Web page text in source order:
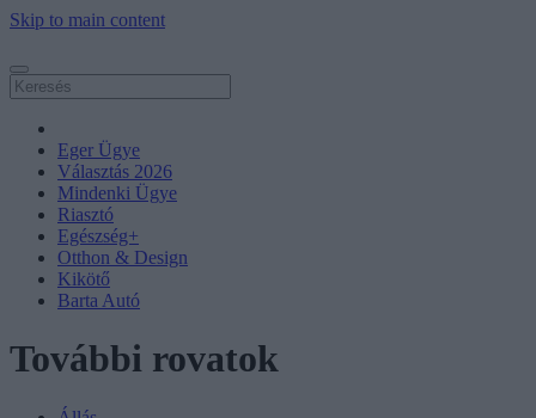
Skip to main content
Eger Ügye
Választás 2026
Mindenki Ügye
Riasztó
Egészség+
Otthon & Design
Kikötő
Barta Autó
További rovatok